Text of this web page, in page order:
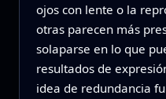
ojos con lente o la
otras parecen más
solaparse en lo que
resultados de
idea de redundancia